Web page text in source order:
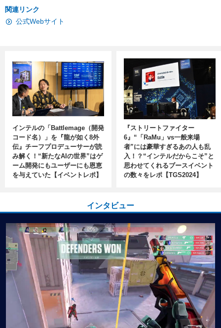
関連リンク
公式Webサイト
インテルの「Battlemage（開発
コード名）」を『龍が如く8外
伝』チーフプロデューサーが読
み解く！“新たなAIの世界”はゲ
ーム開発にもユーザーにも恩恵
を与えていた【イベントレポ】
『ストリートファイター
6』“「RaMu」vs一般来場
者”には豪華すぎるあの人も乱
入！？“インテルだからこそ”と
思わせてくれるブースイベント
の数々をレポ【TGS2024】
インタビュー